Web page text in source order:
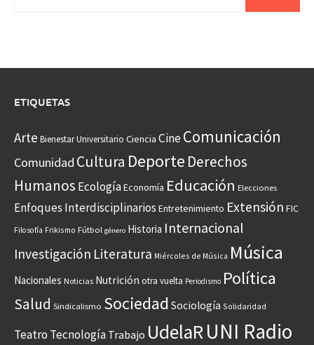
ETIQUETAS
Arte Bienestar Universitario Ciencia CineComunicación
Comunidad Cultura Deporte Derechos
Humanos EcologíaEconomía Educación Elecciones
Enfoques Interdisciplinarios Entretenimiento Extensión FIC
Filosofía Frikismo Fútbol género Historia Internacional
Investigación Literatura Miércoles de Música Música
Nacionales Noticias Nutrición otra vuelta Periodismo Política
Salud Sindicalismo Sociedad Sociología Solidaridad
Teatro Tecnología Trabajo UdelaRUNI Radio